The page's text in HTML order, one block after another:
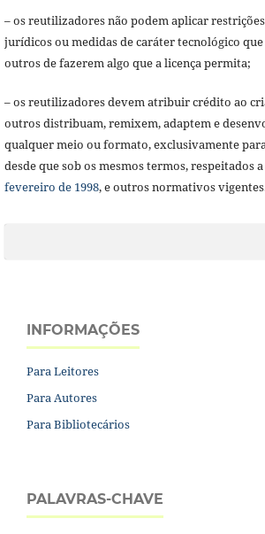
– os reutilizadores não podem aplicar
jurídicos ou medidas de caráter tecnológico
outros de fazerem algo que a licença permita;
– os reutilizadores devem atribuir crédito ao
outros distribuam, remixem, adaptem e
qualquer meio ou formato, exclusivamente
desde que sob os mesmos termos, respeitados a
fevereiro de 1998, e outros normativos
INFORMAÇÕES
Para Leitores
Para Autores
Para Bibliotecários
PALAVRAS-CHAVE